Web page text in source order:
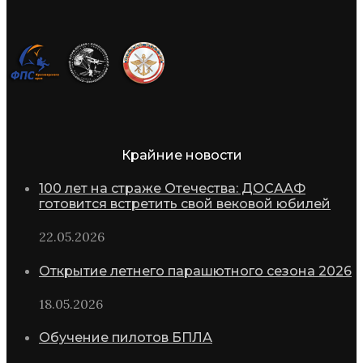
Крайние новости
100 лет на страже Отечества: ДОСААФ
готовится встретить свой вековой юбилей
22.05.2026
Открытие летнего парашютного сезона 2026
18.05.2026
Обучение пилотов БПЛА